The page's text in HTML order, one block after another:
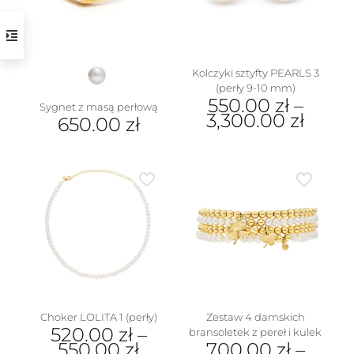
wybrać
Sygnet z masą perłową
650.00 zł
ma
wariantów.
stronie
Kolczyki sztyfty PEARLS 3
(perły 9-10 mm)
550.00 zł–
3,300.00 zł
Opcje
można
wybrać
Choker LOLITA 1 (perły)
520.00 zł–
Zestaw 4 damskich
bransoletek z pereł i kulek